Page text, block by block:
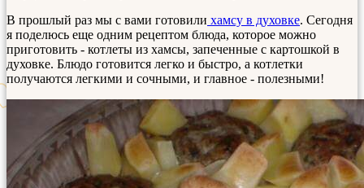
В прошлый раз мы с вами готовили хамсу в духовке. Сегодня
я поделюсь еще одним рецептом блюда, которое можно
приготовить - котлеты из хамсы, запеченные с картошкой в
духовке. Блюдо готовится легко и быстро, а котлетки
получаются легкими и сочными, и главное - полезными!